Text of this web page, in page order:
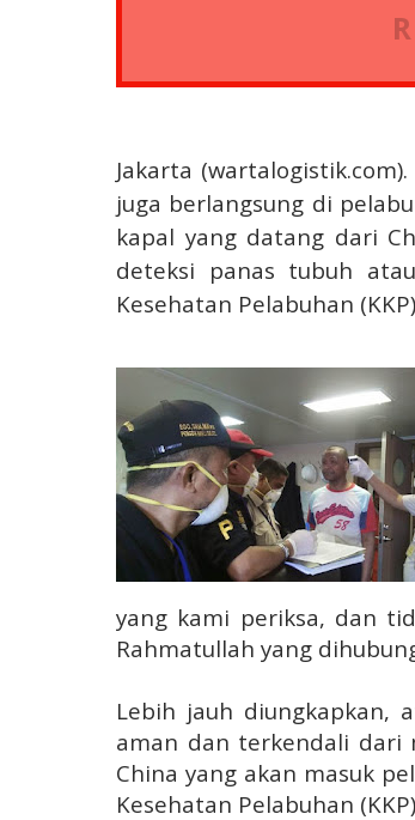
Jakarta
juga berlangsung di
kapal yang datang dari
deteksi panas tubuh
Kesehatan Pelabuhan
yang kami periksa, dan
Rahmatullah yang
Lebih jauh diungkapkan,
aman dan terkendali dari
China yang akan masuk
Kesehatan Pelabuhan